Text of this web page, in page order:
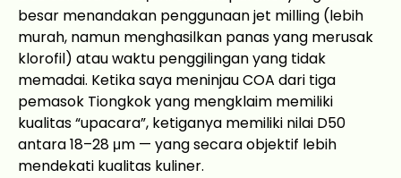
besar menandakan penggunaan jet milling (lebih
murah, namun menghasilkan panas yang merusak
klorofil) atau waktu penggilingan yang tidak
memadai. Ketika saya meninjau COA dari tiga
pemasok Tiongkok yang mengklaim memiliki
kualitas “upacara”, ketiganya memiliki nilai D50
antara 18–28 μm — yang secara objektif lebih
mendekati kualitas kuliner.